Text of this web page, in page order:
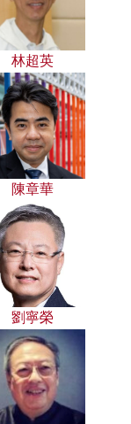
林超英
陳章華
劉寧榮